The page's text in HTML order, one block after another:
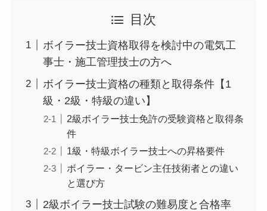
目次
ボイラー技士資格取得を検討中の電気工
事士・施工管理技士の方へ
ボイラー技士資格の種類と取得条件【1
級・2級・特級の違い】
2級ボイラー技士免許の受験資格と取得条
件
1級・特級ボイラー技士への昇格要件
ボイラー・タービン主任技術者との違い
と選び方
2級ボイラー技士試験の難易度と合格率